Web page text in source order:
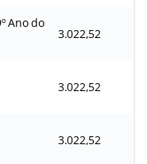
Ano do
3.022,52
3.022,52
3.022,52